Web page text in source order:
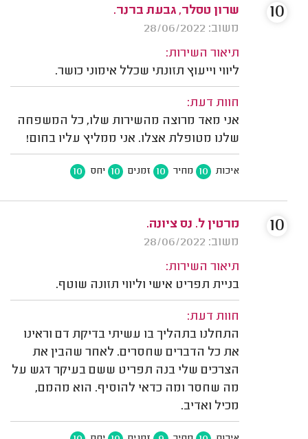
שרון טסלר, גבעת ברנר.
משוב: 28/06/2022
תיאור השירות:
ליווי וייעוץ תזונתי שכלל אימוני כושר.
חוות דעת:
אני מאד מרוצה מהשירות שלו, כל המשפחה
שלנו מטופלת אצלו. אני ממליץ עליו בחום!
איכות 10 מחיר 10 זמנים 10 יחס 10
10
מרטין ל. נס ציונה.
משוב: 28/06/2022
תיאור השירות:
בניית תפריט אישי וליווי תזונה שוטף.
חוות דעת:
התחלנו בתהליך בו עשיתי בדיקת דם וראינו
את כל הדברים שחסרים. לאחר שהבין את
הצרכים שלי בנה תפריט ששם בעיקר דגש על
מה שחסר ומה כדאי להוסיף. הוא מהמם,
מכיל ואדיב.
10